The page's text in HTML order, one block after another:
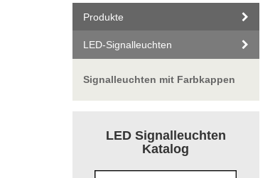
Produkte
LED-Signalleuchten
Signalleuchten mit Farbkappen
LED Signalleuchten
Katalog